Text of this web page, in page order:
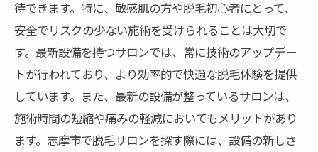
待できます。特に、敏感肌の方や脱毛初心者にとって、
安全でリスクの少ない施術を受けられることは大切で
す。最新設備を持つサロンでは、常に技術のアップデー
トが行われており、より効率的で快適な脱毛体験を提供
しています。また、最新の設備が整っているサロンは、
施術時間の短縮や痛みの軽減においてもメリットがあり
ます。志摩市で脱毛サロンを探す際には、設備の新しさ